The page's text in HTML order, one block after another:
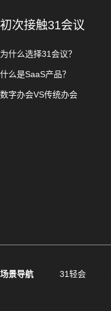
初次接触31会议
为什么选择31会议？
什么是SaaS产品？
数字办会VS传统办会
场景导航 31轻会